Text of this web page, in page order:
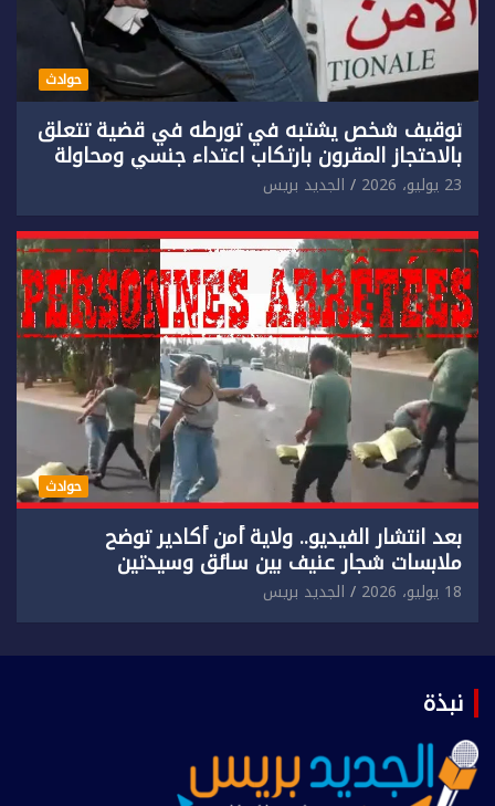
حوادث
توقيف شخص يشتبه في تورطه في قضية تتعلق
بالاحتجاز المقرون بارتكاب اعتداء جنسي ومحاولة
إضرام النار عمدا.
23 يوليو، 2026 الجديد بريس
حوادث
بعد انتشار الفيديو.. ولاية أمن أكادير توضح
ملابسات شجار عنيف بين سائق وسيدتين
18 يوليو، 2026 الجديد بريس
نبذة